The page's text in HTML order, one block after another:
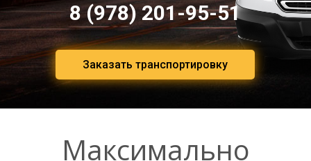
Заказать транспортировку
8 (978) 201-95-51
Максимально